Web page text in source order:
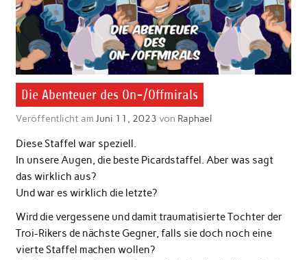
Die Abenteuer des On-/Offmirals
Veröffentlicht am Juni 11, 2023 von Raphael
Diese Staffel war speziell.
In unsere Augen, die beste Picardstaffel. Aber was sagt
das wirklich aus?
Und war es wirklich die letzte?
Wird die vergessene und damit traumatisierte Tochter der
Troi-Rikers de nächste Gegner, falls sie doch noch eine
vierte Staffel machen wollen?